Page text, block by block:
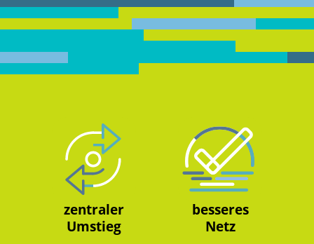
zentraler
Umstieg
besseres
Netz